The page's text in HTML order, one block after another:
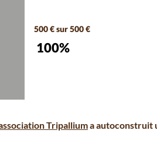
500 € sur 500 €
100%
Tripalliuma autoconstruit